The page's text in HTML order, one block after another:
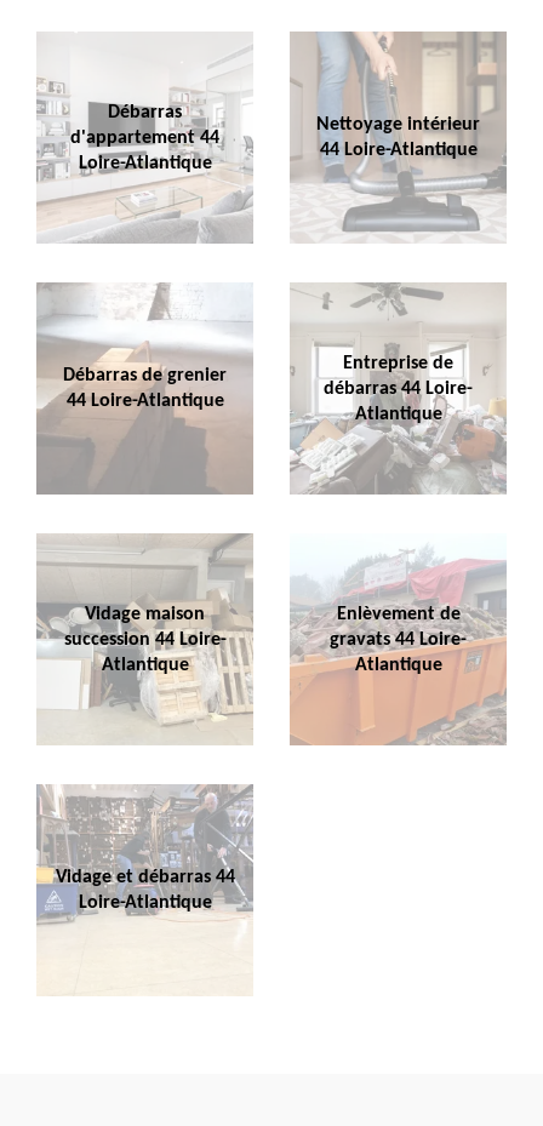
Débarras
d'appartement 44
Loire-Atlantique
Nettoyage intérieur
44 Loire-Atlantique
Débarras de grenier
44 Loire-Atlantique
Entreprise de
débarras 44 Loire-
Atlantique
Vidage maison
succession 44 Loire-
Atlantique
Enlèvement de
gravats 44 Loire-
Atlantique
Vidage et débarras 44
Loire-Atlantique